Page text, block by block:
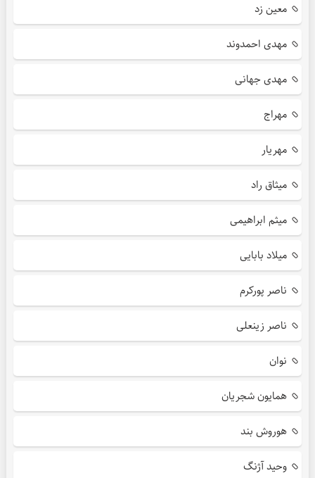
معین زد
مهدی احمدوند
مهدی جهانی
مهراج
مهریار
میثاق راد
میثم ابراهیمی
میلاد بابایی
ناصر پورکرم
ناصر زینعلی
نوان
همایون شجریان
هوروش بند
وحید آژنگ